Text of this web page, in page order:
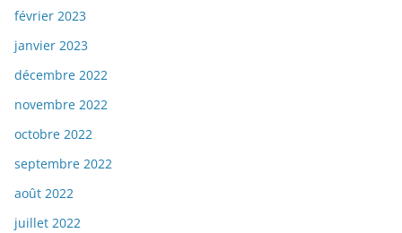
février 2023
janvier 2023
décembre 2022
novembre 2022
octobre 2022
septembre 2022
août 2022
juillet 2022